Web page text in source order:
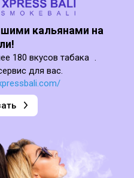
кальянами на
180 вкусов табака .
для вас.